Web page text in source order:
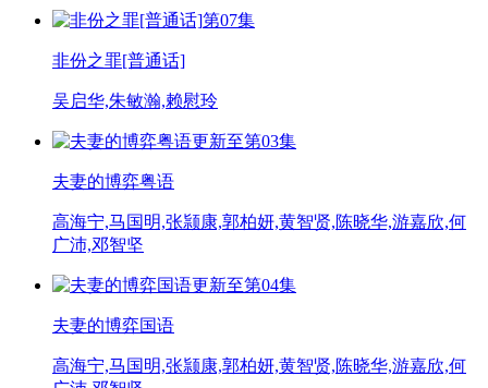
第07集
非份之罪[普通话]
吴启华,朱敏瀚,赖慰玲
更新至第03集
夫妻的博弈粤语
高海宁,马国明,张颕康,郭柏妍,黄智贤,陈晓华,游嘉欣,何
广沛,邓智坚
更新至第04集
夫妻的博弈国语
高海宁,马国明,张颕康,郭柏妍,黄智贤,陈晓华,游嘉欣,何